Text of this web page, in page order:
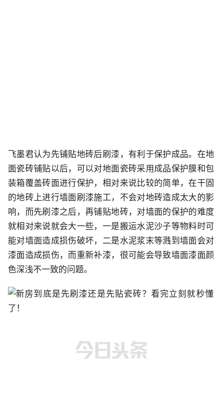
飞墨君认为先铺贴地砖后刷漆，有利于保护成品。在地
面瓷砖铺贴以后，可以对地面瓷砖采用成品保护膜和包
装箱覆盖砖面进行保护，相对来说比较的简单，在干固
的地砖上进行墙面刷漆施工，不会对地砖造成太大的影
响，而先刷漆之后，再铺贴地砖，对墙面的保护的难度
就相对来说就会大一些，一是搬运水泥沙子等物料时可
能对墙面造成损伤破坏，二是水泥浆末等溅到墙面会对
漆面造成损伤，而重新补漆，很可能会导致墙面漆面颜
色深浅不一致的问题。